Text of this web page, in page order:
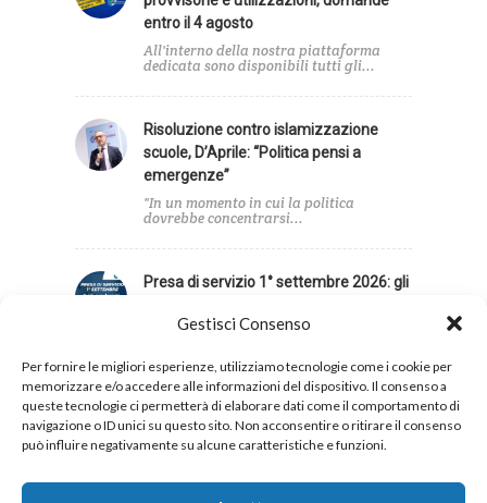
Gestisci Consenso
Per fornire le migliori esperienze, utilizziamo tecnologie come i cookie per
memorizzare e/o accedere alle informazioni del dispositivo. Il consenso a
queste tecnologie ci permetterà di elaborare dati come il comportamento di
navigazione o ID unici su questo sito. Non acconsentire o ritirare il consenso
può influire negativamente su alcune caratteristiche e funzioni.
entro il 4 agosto
All'interno della nostra piattaforma
dedicata sono disponibili tutti gli...
Risoluzione contro islamizzazione
scuole, D’Aprile: “Politica pensi a
emergenze”
"In un momento in cui la politica
dovrebbe concentrarsi...
Presa di servizio 1° settembre 2026: gli
Per aiutare il personale a orientarsi tra